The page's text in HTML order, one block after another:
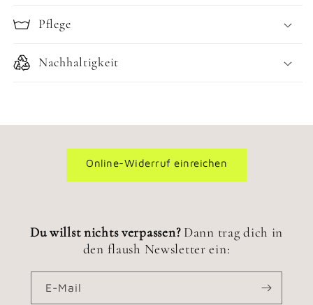
Pflege
Nachhaltigkeit
Online-Widerruf einreichen
Du willst nichts verpassen? Dann trag dich in
den flaush Newsletter ein:
E-Mail